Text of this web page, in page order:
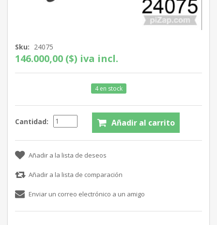
Sku: 24075
146.000,00 ($) iva incl.
4 en stock
Cantidad: